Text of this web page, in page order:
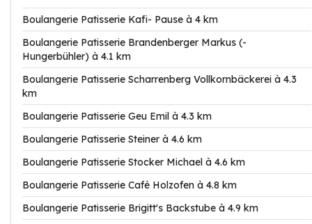
Boulangerie Patisserie Kafi- Pause à 4 km
Boulangerie Patisserie Brandenberger Markus (-
Hungerbühler) à 4.1 km
Boulangerie Patisserie Scharrenberg Vollkornbäckerei à 4.3
km
Boulangerie Patisserie Geu Emil à 4.3 km
Boulangerie Patisserie Steiner à 4.6 km
Boulangerie Patisserie Stocker Michael à 4.6 km
Boulangerie Patisserie Café Holzofen à 4.8 km
Boulangerie Patisserie Brigitt's Backstube à 4.9 km